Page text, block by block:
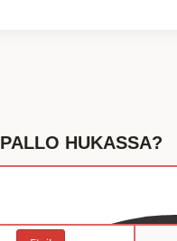
PALLO HUKASSA?